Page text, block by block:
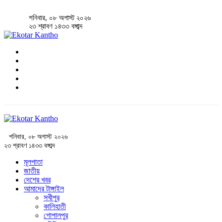
শনিবার, ০৮ অগাস্ট ২০২৬
২৩ শ্রাবণ ১৪৩৩ বঙ্গাব্দ
শনিবার, ০৮ অগাস্ট ২০২৬
২৩ শ্রাবণ ১৪৩৩ বঙ্গাব্দ
মূলপাতা
জাতীয়
দেশের খবর
আমাদের টাঙ্গাইল
সখীপুর
কালিহাতী
গোপালপুর